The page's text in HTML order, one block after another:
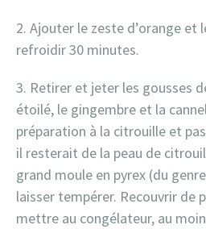
2. Ajouter le zeste d’orange et
refroidir 30 minutes.
3. Retirer et jeter les gousses
étoilé, le gingembre et la
préparation à la citrouille et
il resterait de la peau de
grand moule en pyrex (du
laisser tempérer. Recouvrir de
mettre au congélateur, au